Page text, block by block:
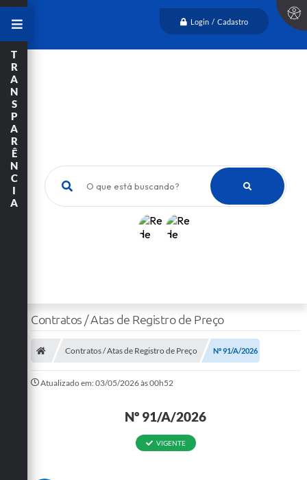
Login / Cadastro
O que está buscando?
T
R
A
N
S
P
A
R
Ê
N
C
I
A
Contratos / Atas de Registro de Preço
Contratos / Atas de Registro de Preço Nº 91/A/2026
Atualizado em: 03/05/2026 às 00h52
Nº 91/A/2026
VIGENTE